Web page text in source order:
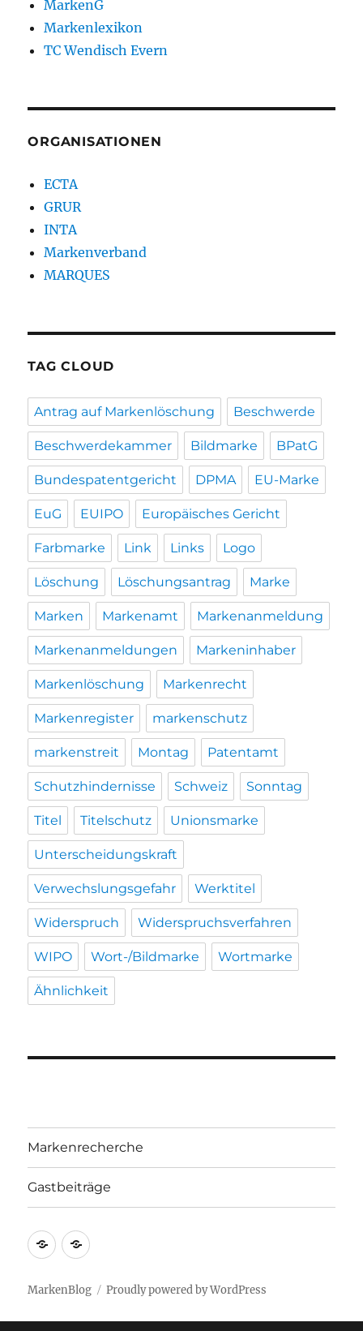
MarkenG
Markenlexikon
TC Wendisch Evern
ORGANISATIONEN
ECTA
GRUR
INTA
Markenverband
MARQUES
TAG CLOUD
Antrag auf Markenlöschung Beschwerde
Beschwerdekammer Bildmarke BPatG
Bundespatentgericht DPMA EU-Marke
EuG EUIPO Europäisches Gericht
Farbmarke Link Links Logo
Löschung Löschungsantrag Marke
Marken Markenamt Markenanmeldung
Markenanmeldungen Markeninhaber
Markenlöschung Markenrecht
Markenregister markenschutz
markenstreit Montag Patentamt
Schutzhindernisse Schweiz Sonntag
Titel Titelschutz Unionsmarke
Unterscheidungskraft
Verwechslungsgefahr Werktitel
Widerspruch Widerspruchsverfahren
WIPO Wort-/Bildmarke Wortmarke
Ähnlichkeit
Markenrecherche
Gastbeiträge
Markenrecherche
Gastbeiträge
MarkenBlog Proudly powered by WordPress